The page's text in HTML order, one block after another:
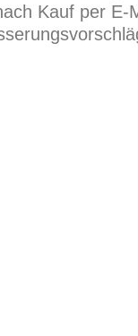
Kauf per E-